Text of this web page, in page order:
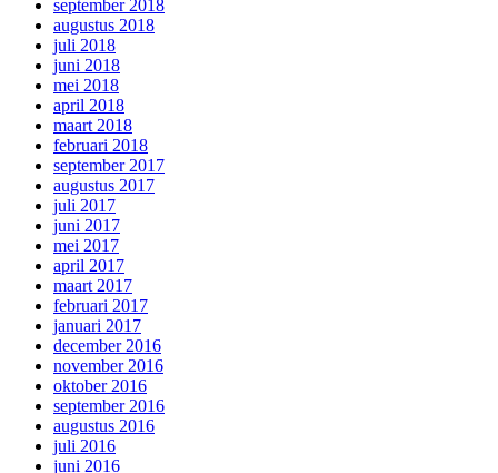
september 2018
augustus 2018
juli 2018
juni 2018
mei 2018
april 2018
maart 2018
februari 2018
september 2017
augustus 2017
juli 2017
juni 2017
mei 2017
april 2017
maart 2017
februari 2017
januari 2017
december 2016
november 2016
oktober 2016
september 2016
augustus 2016
juli 2016
juni 2016